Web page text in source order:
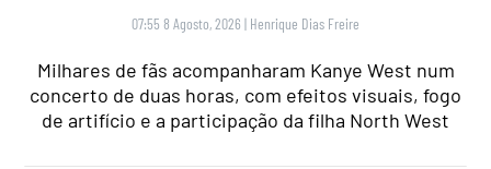
07:55 8 Agosto, 2026 | Henrique Dias Freire
Milhares de fãs acompanharam Kanye West num
concerto de duas horas, com efeitos visuais, fogo
de artifício e a participação da filha North West